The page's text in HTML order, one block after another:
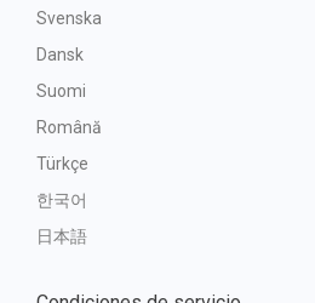
Svenska
Dansk
Suomi
Română
Türkçe
한국어
日本語